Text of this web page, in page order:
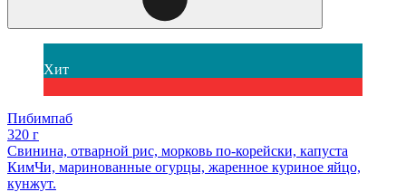
Хит
Пибимпаб
320 г
Свинина, отварной рис, морковь по-корейски, капуста
КимЧи, маринованные огурцы, жаренное куриное яйцо,
кунжут.